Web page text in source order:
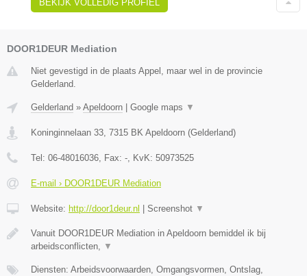
BEKIJK VOLLEDIG PROFIEL
DOOR1DEUR Mediation
Niet gevestigd in de plaats Appel, maar wel in de provincie
Gelderland.
Gelderland » Apeldoorn Google maps ▼
Koninginnelaan 33 7315 BK Apeldoorn (Gelderland)
Tel: 06-48016036 , Fax: - , KvK: 50973525
E-mail › DOOR1DEUR Mediation
Website: http://door1deur.nl Screenshot ▼
Vanuit DOOR1DEUR Mediation in Apeldoorn bemiddel ik bij
arbeidsconflicten,
▼
Diensten: Arbeidsvoorwaarden, Omgangsvormen, Ontslag,